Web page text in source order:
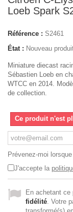
Loeb Spark
Référence : S2461
État : Nouveau
Miniature diecast
Sébastien Loeb en
WTCC en 2014.
de collection.
Ce produit n'est
Prévenez-moi
J'accepte la
En achetant ce
fidélité. Votre